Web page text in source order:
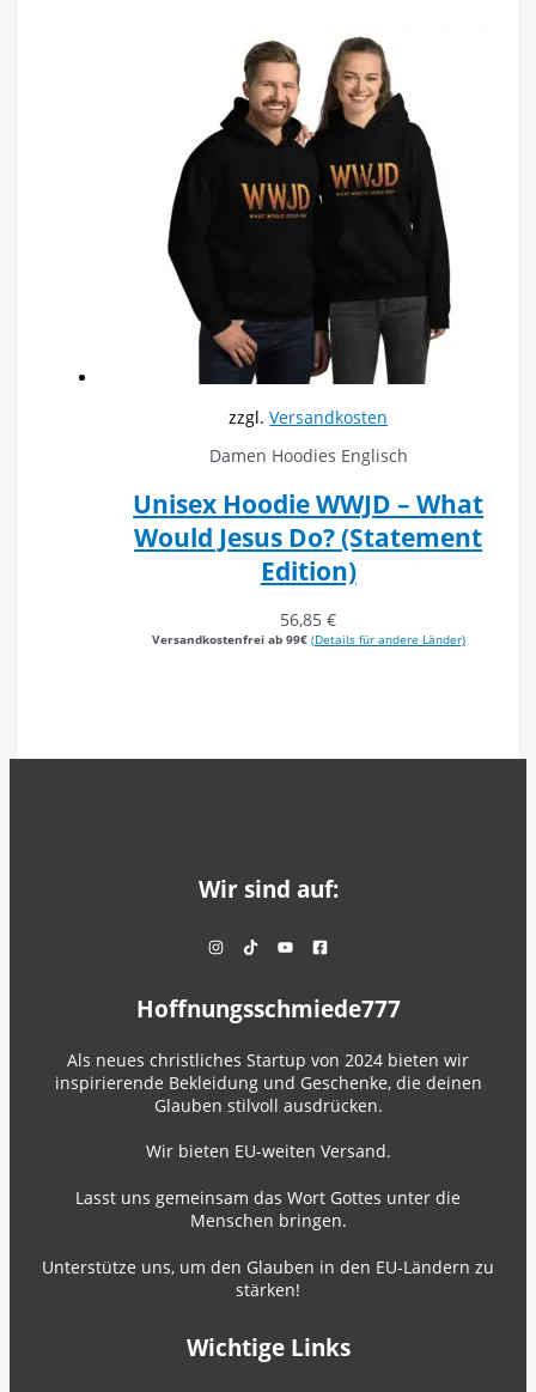
zzgl.Versandkosten
Damen Hoodies Englisch
Unisex Hoodie WWJD – What
Would Jesus Do? (Statement
Edition)
56,85€
Versandkostenfrei ab 99€ (Details für andere Länder)
Wir sind auf:
Hoffnungsschmiede777
Als neues christliches Startup von 2024 bieten wir
inspirierende Bekleidung und Geschenke, die deinen
Glauben stilvoll ausdrücken.
Wir bieten EU-weiten Versand.
Lasst uns gemeinsam das Wort Gottes unter die
Menschen bringen.
Unterstütze uns, um den Glauben in den EU-Ländern zu
stärken!
Wichtige Links